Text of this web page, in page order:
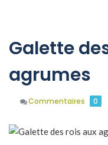
Galette
agrumes
Commentaires 0